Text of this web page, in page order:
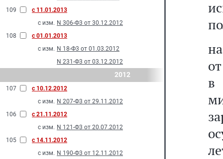
109
с 11.01.2013
с изм. N 306-Ф3 от 30.12.2012
108
с 01.01.2013
с изм. N 18-Ф3 от 01.03.2012
N 231-Ф3 от 03.12.2012
2012
107
с 10.12.2012
с изм. N 207-Ф3 от 29.11.2012
106
с 21.11.2012
с изм. N 121-Ф3 от 20.07.2012
105
с 14.11.2012
с изм. N 190-Ф3 от 12.11.2012
в